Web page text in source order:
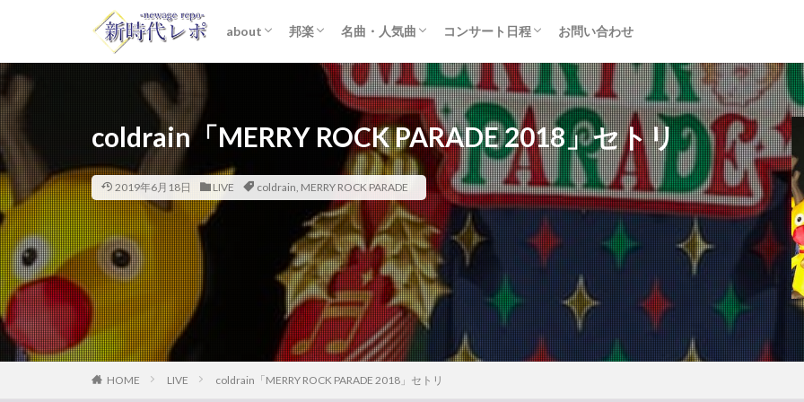
about
プライバシーポリシー
邦楽
STARTO ENTERTAINMENT (旧ジャニーズ)
女性アイドル
K-POP
洋楽
名曲・人気曲
おすすめアルバム
歌詞考察
コンサート日程
セトリ・まとめ
ライブレポ
カード枠
お問い合わせ
coldrain「MERRY ROCK PARADE 2018」セトリ
2019年6月18日 LIVE coldrain, MERRY ROCK PARADE
HOME LIVE coldrain「MERRY ROCK PARADE 2018」セトリ